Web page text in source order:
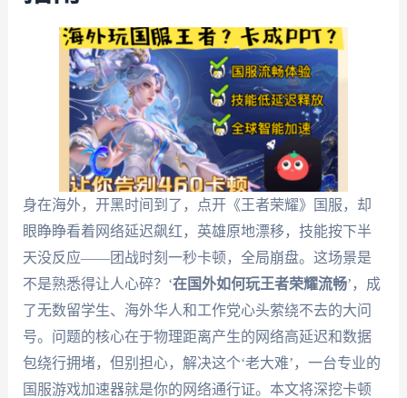
身在海外，开黑时间到了，点开《王者荣耀》国服，却
眼睁睁看着网络延迟飙红，英雄原地漂移，技能按下半
天没反应——团战时刻一秒卡顿，全局崩盘。这场景是
不是熟悉得让人心碎？‘在国外如何玩王者荣耀流畅’，成
了无数留学生、海外华人和工作党心头萦绕不去的大问
号。问题的核心在于物理距离产生的网络高延迟和数据
包绕行拥堵，但别担心，解决这个‘老大难’，一台专业的
国服游戏加速器就是你的网络通行证。本文将深挖卡顿